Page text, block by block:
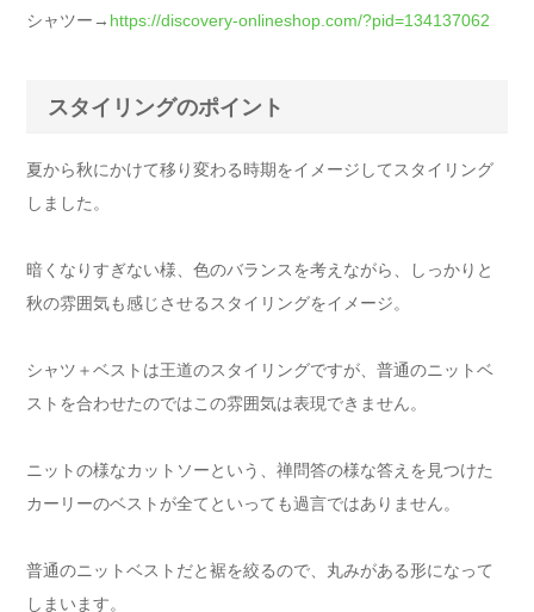
シャツー→ https://discovery-onlineshop.com/?pid=134137062
スタイリングのポイント
夏から秋にかけて移り変わる時期をイメージしてスタイリング
しました。
暗くなりすぎない様、色のバランスを考えながら、しっかりと
秋の雰囲気も感じさせるスタイリングをイメージ。
シャツ＋ベストは王道のスタイリングですが、普通のニットベ
ストを合わせたのではこの雰囲気は表現できません。
ニットの様なカットソーという、禅問答の様な答えを見つけた
カーリーのベストが全てといっても過言ではありません。
普通のニットベストだと裾を絞るので、丸みがある形になって
しまいます。